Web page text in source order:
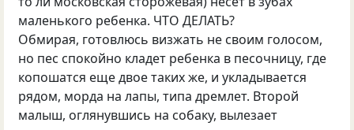
маленького ребенка. ЧТО ДЕЛАТЬ?
Обмирая, готовлюсь визжать не своим голосом,
но пес спокойно кладет ребенка в песочницу, где
копошатся еще двое таких же, и укладывается
рядом, морда на лапы, типа дремлет. Второй
малыш, оглянувшись на собаку, вылезает